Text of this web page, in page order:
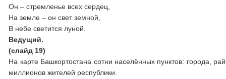
Он – стремленье всех сердец,
На земле – он свет земной,
В небе светится луной.
Ведущий.
(слайд 19)
На карте Башкортостана сотни населённых пунктов: города,
миллионов жителей республики.